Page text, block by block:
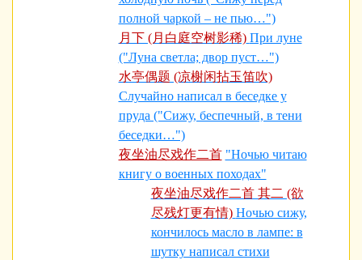
полной чаркой – не пью…")
月下 (月白庭空树影稀) При луне
("Луна светла; двор пуст…")
水亭偶题 (凉榭闲拈玉笛吹)
Случайно написал в беседке у
пруда ("Сижу, беспечный, в тени
беседки…")
夜坐油尽戏作二首 "Ночью читаю
книгу о военных походах"
夜坐油尽戏作二首 其二 (欲
尽残灯更有情) Ночью сижу,
кончилось масло в лампе: в
шутку написал стихи